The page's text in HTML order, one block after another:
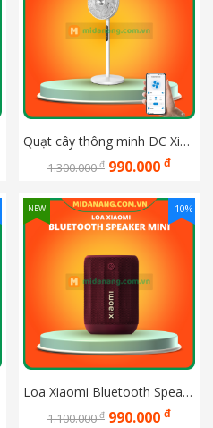
Quạt cây thông minh DC Xiaomi Jipin kết nối APP Mihome X11
1.300.000đ 990.000 đ
Loa Xiaomi Bluetooth Speaker Mini
1.100.000đ 990.000 đ
-10%
NEW